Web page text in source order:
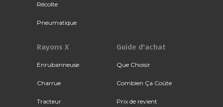
Récolte
Pneumatique
Rayons X
Enrubanneuse
Charrue
Tracteur
Guide d'achat
Que Choisir
Combien Ça Coûte
Prix de revient